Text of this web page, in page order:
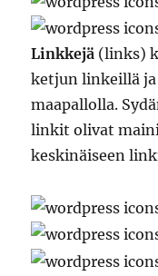
Linkkejä (links)
ketjun linkeillä
maapallolla.
linkit olivat
keskinäiseen